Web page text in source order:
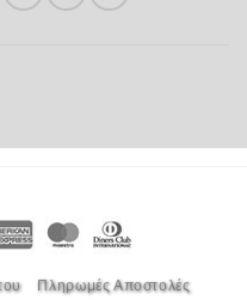
Πληρωμές Αποστολές